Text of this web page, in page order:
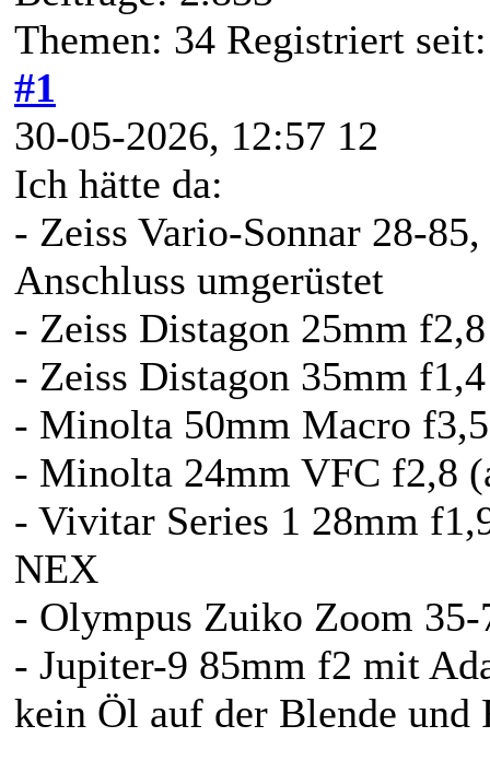
Themen: 34 Registriert
#1
30-05-2026, 12:57 12
Ich hätte da:
- Zeiss Vario-Sonnar 28-
Anschluss umgerüstet
- Zeiss Distagon 25mm
- Zeiss Distagon 35mm
- Minolta 50mm Macro
- Minolta 24mm VFC f2,8
- Vivitar Series 1 28mm
NEX
- Olympus Zuiko Zoom
- Jupiter-9 85mm f2 mit
kein Öl auf der Blende und